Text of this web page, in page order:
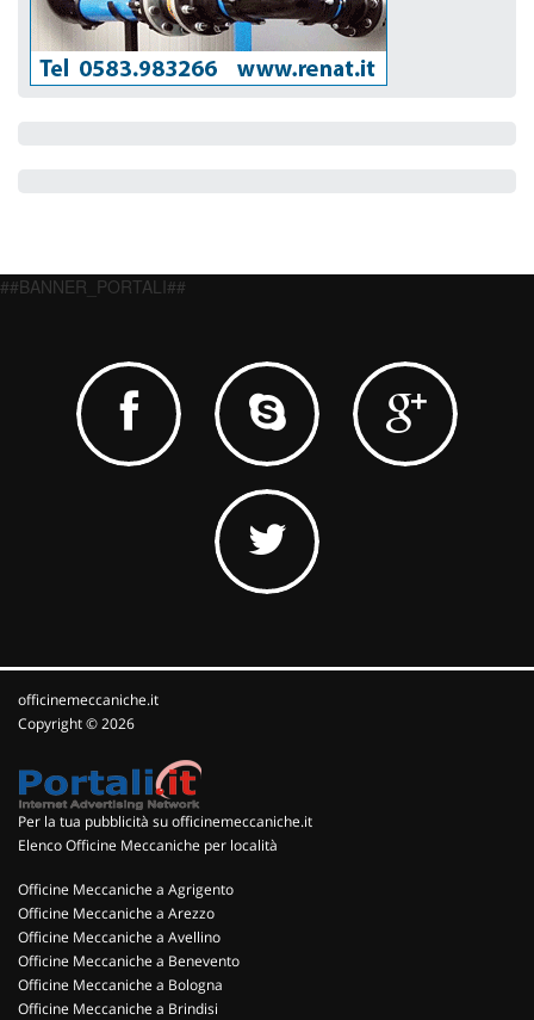
##BANNER_PORTALI##
officinemeccaniche.it
Copyright © 2026
Per la tua pubblicità su officinemeccaniche.it
Elenco Officine Meccaniche per località
Officine Meccaniche a Agrigento
Officine Meccaniche a Arezzo
Officine Meccaniche a Avellino
Officine Meccaniche a Benevento
Officine Meccaniche a Bologna
Officine Meccaniche a Brindisi